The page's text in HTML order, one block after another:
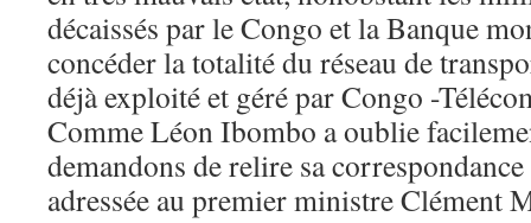
décaissés par le Congo et la Banque
concéder la totalité du réseau de
déjà exploité et géré par Congo -
Comme Léon Ibombo a oublie
demandons de relire sa
adressée au premier ministre Clément